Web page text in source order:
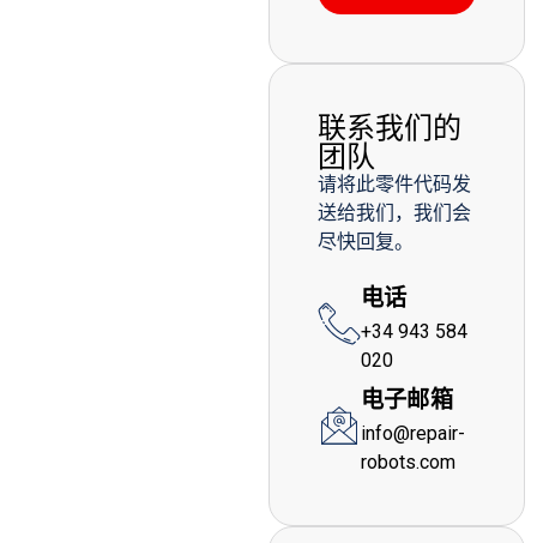
联系我们的
团队
请将此零件代码发
送给我们，我们会
尽快回复。
电话
+34 943 584
020
电子邮箱
info@repair-
robots.com